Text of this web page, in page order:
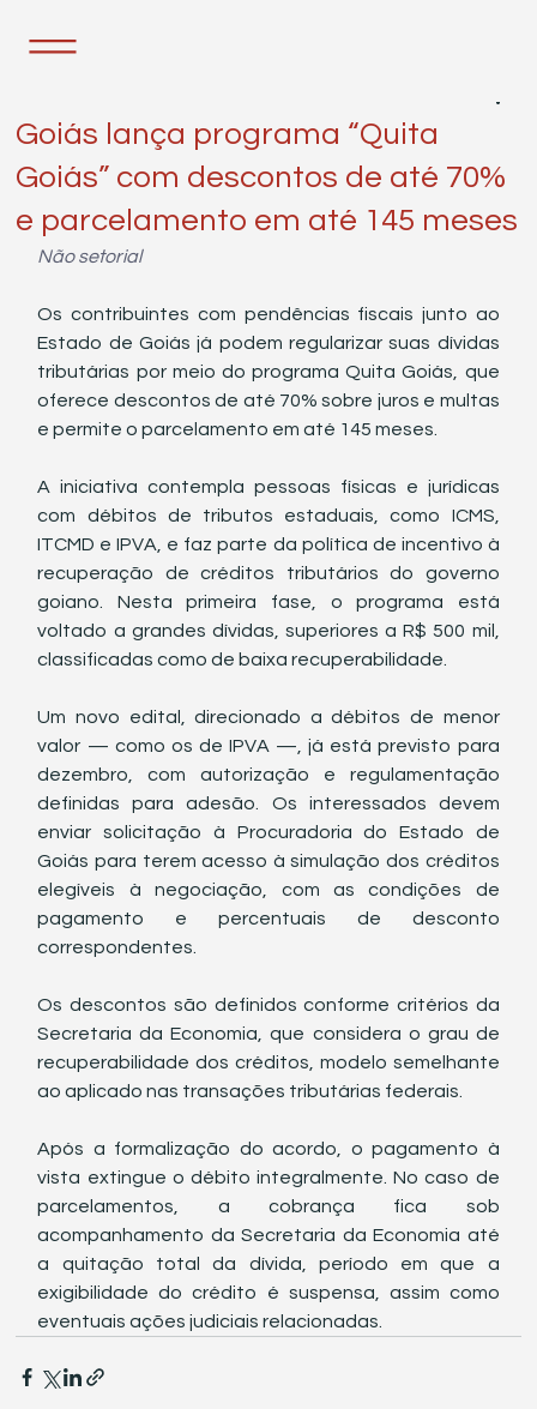
Goiás lança programa “Quita
Goiás” com descontos de até 70%
e parcelamento em até 145 meses
Não setorial
Os contribuintes com pendências fiscais junto ao
Estado de Goiás já podem regularizar suas dívidas
tributárias por meio do programa Quita Goiás, que
oferece descontos de até 70% sobre juros e multas
e permite o parcelamento em até 145 meses.
A iniciativa contempla pessoas físicas e jurídicas
com débitos de tributos estaduais, como ICMS,
ITCMD e IPVA, e faz parte da política de incentivo à
recuperação de créditos tributários do governo
goiano. Nesta primeira fase, o programa está
voltado a grandes dívidas, superiores a R$ 500 mil,
classificadas como de baixa recuperabilidade.
Um novo edital, direcionado a débitos de menor
valor — como os de IPVA —, já está previsto para
dezembro, com autorização e regulamentação
definidas para adesão. Os interessados devem
enviar solicitação à Procuradoria do Estado de
Goiás para terem acesso à simulação dos créditos
elegíveis à negociação, com as condições de
pagamento e percentuais de desconto
correspondentes.
Os descontos são definidos conforme critérios da
Secretaria da Economia, que considera o grau de
recuperabilidade dos créditos, modelo semelhante
ao aplicado nas transações tributárias federais.
Após a formalização do acordo, o pagamento à
vista extingue o débito integralmente. No caso de
parcelamentos, a cobrança fica sob
acompanhamento da Secretaria da Economia até
a quitação total da dívida, período em que a
exigibilidade do crédito é suspensa, assim como
eventuais ações judiciais relacionadas.